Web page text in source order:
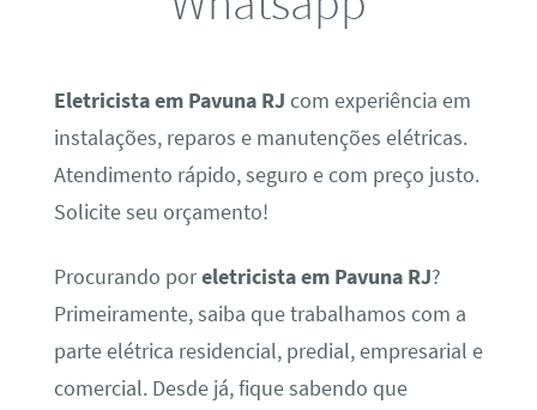
Eletricista em Pavuna RJ com experiência em
instalações, reparos e manutenções elétricas.
Atendimento rápido, seguro e com preço justo.
Solicite seu orçamento!
Procurando poreletricista em Pavuna RJ?
Primeiramente, saiba que trabalhamos com a
parte elétrica residencial, predial, empresarial e
comercial. Desde já, fique sabendo que